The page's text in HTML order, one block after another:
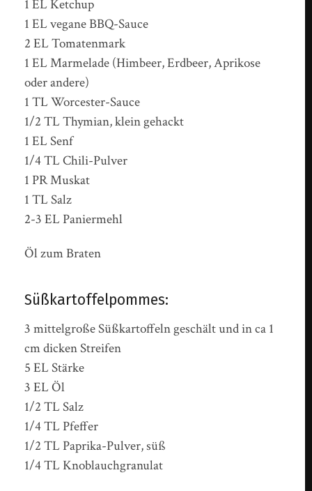
1 EL Ketchup
1 EL vegane BBQ-Sauce
2 EL Tomatenmark
1 EL Marmelade (Himbeer, Erdbeer, Aprikose
oder andere)
1 TL Worcester-Sauce
1/2 TL Thymian, klein gehackt
1 EL Senf
1/4 TL Chili-Pulver
1 PR Muskat
1 TL Salz
2-3 EL Paniermehl
Öl zum Braten
Süßkartoffelpommes:
3 mittelgroße Süßkartoffeln geschält und in ca 1
cm dicken Streifen
5 EL Stärke
3 EL Öl
1/2 TL Salz
1/4 TL Pfeffer
1/2 TL Paprika-Pulver, süß
1/4 TL Knoblauchgranulat